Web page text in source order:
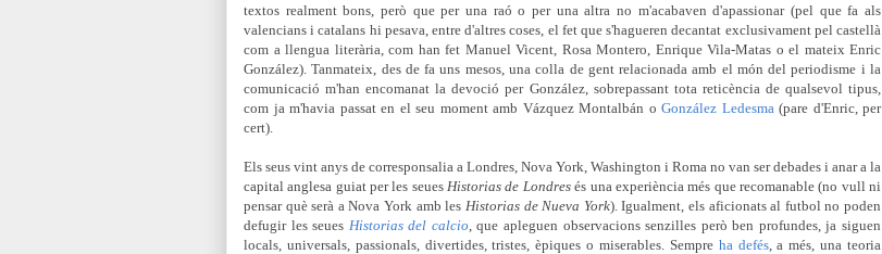
textos realment bons, però que per una raó o per una altra no m'acabaven d'apassionar (pel que fa als
valencians i catalans hi pesava, entre d'altres coses, el fet que s'hagueren decantat exclusivament pel castellà
com a llengua literària, com han fet Manuel Vicent, Rosa Montero, Enrique Vila-Matas o el mateix Enric
González).Tanmateix, des de fa uns mesos, una colla de gent relacionada amb el món del periodisme i la
comunicació m'han encomanat la devoció per González, sobrepassant tota reticència de qualsevol tipus,
com ja m'havia passat en el seu moment amb Vázquez Montalbán o González Ledesma(pare d'Enric, per
cert).
Els seus vint anys de corresponsalia a Londres, Nova York, Washington i Roma no van ser debades i anar a la
capital anglesa guiat per les seuesHistorias de Londresés una experiència més que recomanable (no vull ni
pensar què serà a Nova York amb les Historias de Nueva York). Igualment, els aficionats al futbol no poden
defugir les seues Historias del calcio, que apleguen observacions senzilles però ben profundes, ja siguen
locals, universals, passionals, divertides,tristes, èpiques o miserables. Sempre ha defés, a més, una teoria